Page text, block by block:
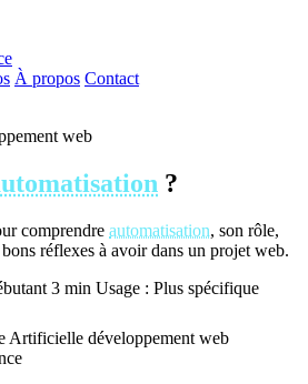
À propos Contact
web
?
comprendre automatisation, son rôle,
réflexes à avoir dans un projet web.
3 min Usage : Plus spécifique
Artificielle développement web